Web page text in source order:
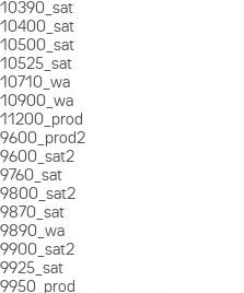
10390_sat
10400_sat
10500_sat
10525_sat
10710_wa
10900_wa
11200_prod
9600_prod2
9600_sat2
9760_sat
9800_sat2
9870_sat
9890_wa
9900_sat2
9925_sat
9950_prod